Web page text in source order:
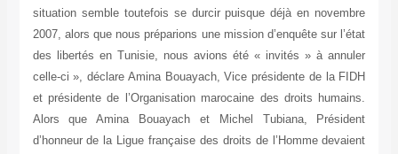
situation semble toutefois se durcir puisque déjà en novembre
2007, alors que nous préparions une mission d’enquête sur l’état
des libertés en Tunisie, nous avions été « invités » à annuler
celle-ci », déclare Amina Bouayach, Vice présidente de la FIDH
et présidente de l’Organisation marocaine des droits humains.
Alors que Amina Bouayach et Michel Tubiana, Président
d’honneur de la Ligue française des droits de l’Homme devaient